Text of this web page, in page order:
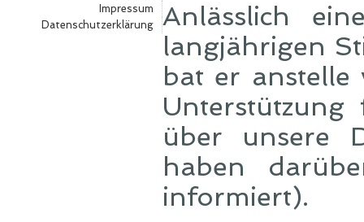
Impressum
Datenschutzerklärung
Anlässlich
langjährigen
bat er anstelle
über unsere
haben
informiert).